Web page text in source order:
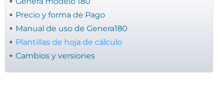
Precio y forma de Pago
Manual de uso de Genera180
Plantillas de hoja de cálculo
Cambios y versiones